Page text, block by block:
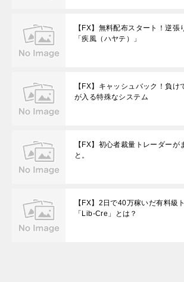
【FX】無料配布スタート！逆張
「疾風（ハヤテ）」
【FX】キャッシュバック！負け
が入る特殊なシステム
【FX】初心者裁量トレーダーが
と。
【FX】2日で40万稼いだ有料級
「Lib-Cre」とは？